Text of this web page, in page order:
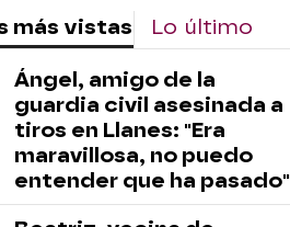
más vistas Lo último
Ángel, amigo de la
guardia civil asesinada a
tiros en Llanes: "Era
maravillosa, no puedo
entender que ha pasado"